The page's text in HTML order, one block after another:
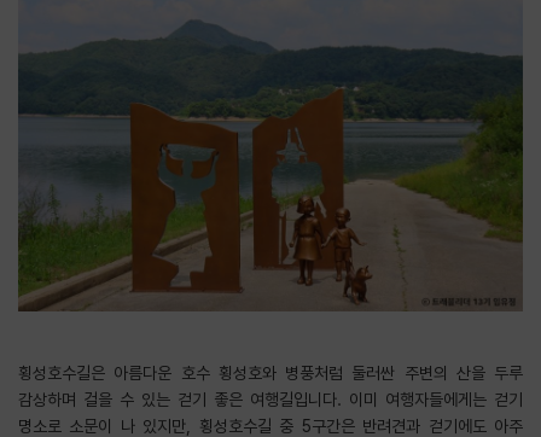
횡성호수길은 아름다운 호수 횡성호와 병풍처럼 둘러싼 주변의 산을 두루
감상하며 걸을 수 있는 걷기 좋은 여행길입니다. 이미 여행자들에게는 걷기
명소로 소문이 나 있지만, 횡성호수길 중 5구간은 반려견과 걷기에도 아주